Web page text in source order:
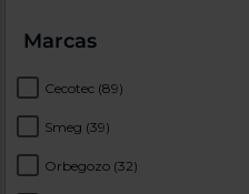
Marcas
Cecotec (89)
Smeg (39)
Orbegozo (32)